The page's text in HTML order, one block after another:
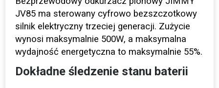
JV85 ma sterowany cyfrowo bezszczotkowy
silnik elektryczny trzeciej generacji. Zużycie
wynosi maksymalnie 500W, a maksymalna
wydajność energetyczna to maksymalnie 55%.
Dokładne śledzenie stanu baterii